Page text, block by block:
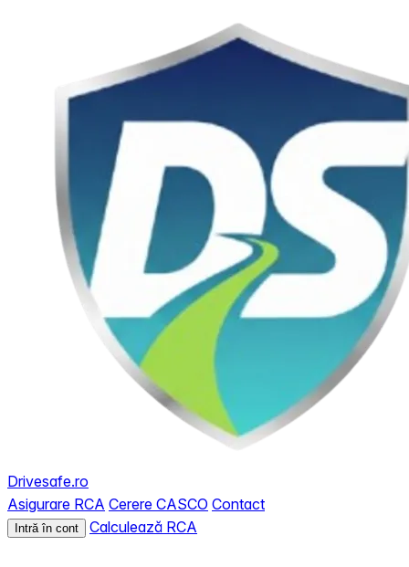
Drivesafe.ro
Asigurare RCA Cerere CASCO Contact
Intră în cont Calculează RCA